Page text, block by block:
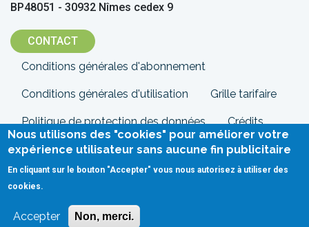
BP48051 - 30932 Nîmes cedex 9
CONTACT
Menu
Pied
de
page
Conditions générales d'abonnement
Conditions générales d'utilisation Grille tarifaire
Politique de protection des données Crédits
Mentions légales Contact
Nous utilisons des "cookies" pour améliorer votre
expérience utilisateur sans aucune fin publicitaire
En cliquant sur le bouton "Accepter" vous nous autorisez à utiliser des
cookies.
Accepter Non, merci.Sur cette page